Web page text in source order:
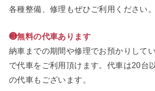
各種整備、修理もぜひご利用ください。
❸無料の代車あります
納車までの期間や修理でお預かりして
で代車をご利用頂けます。代車は20台
の代車もございます。